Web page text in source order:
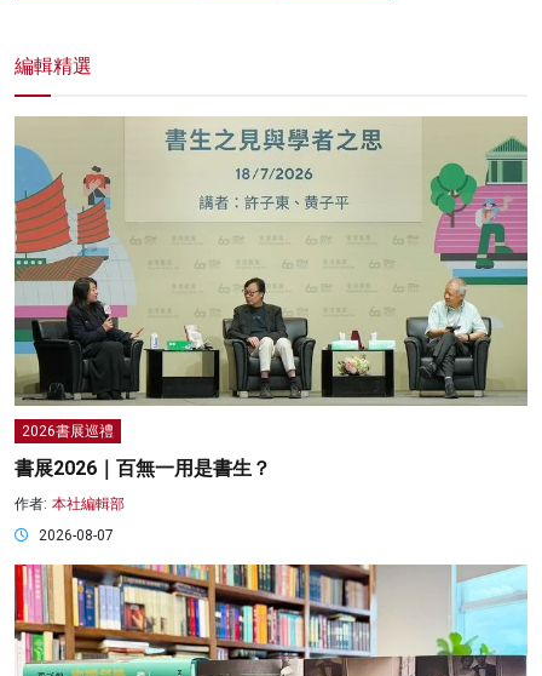
編輯精選
2026書展巡禮
書展2026｜百無一用是書生？
作者: 本社編輯部
2026-08-07